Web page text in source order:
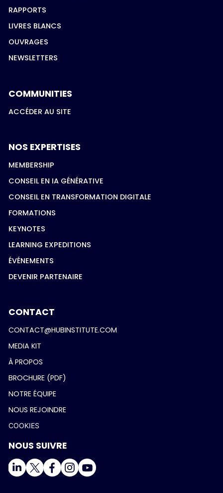
RAPPORTS
LIVRES BLANCS
OUVRAGES
NEWSLETTERS
COMMUNITIES
ACCÉDER AU SITE
NOS EXPERTISES
MEMBERSHIP
CONSEIL EN IA GÉNÉRATIVE
CONSEIL EN TRANSFORMATION DIGITALE
FORMATIONS
KEYNOTES
LEARNING EXPEDITIONS
ÉVÉNEMENTS
DEVENIR PARTENAIRE
CONTACT
CONTACT@HUBINSTITUTE.COM
MEDIA KIT
À PROPOS
BROCHURE (PDF)
NOTRE ÉQUIPE
NOUS REJOINDRE
COOKIES
NOUS SUIVRE